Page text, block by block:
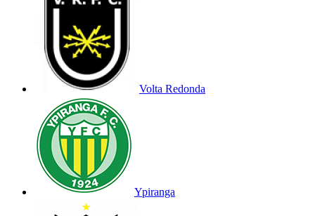
Volta Redonda
Ypiranga